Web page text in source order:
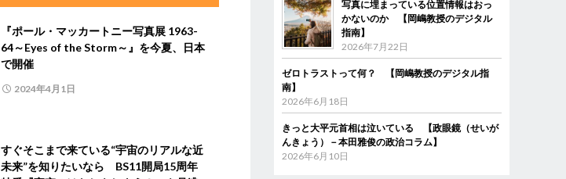
『ポール・マッカートニー写真展 1963-
64～Eyes of the Storm～』を今夏、日本
で開催
2024年4月1日
すぐそこまで来ている“宇宙のリアルな近
未来”を知りたいなら BS11開局15周年
写真に埋まっている位置情報はおっ
かないのか 【岡嶋教授のデジタル
指南】
2026年7月22日
ゼロトラストって何？ 【岡嶋教授のデジタル指
南】
2026年6月18日
きっと大平元首相は泣いている 【政眼鏡（せいが
んきょう）－本田雅俊の政治コラム】
2026年6月10日